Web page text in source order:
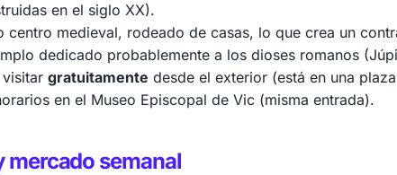
en el siglo XX).
centro medieval, rodeado de casas, lo que crea un
dedicado probablemente a los dioses romanos
gratuitamente desde el exterior (está en una
en el Museo Episcopal de Vic (misma entrada).
mercado semanal